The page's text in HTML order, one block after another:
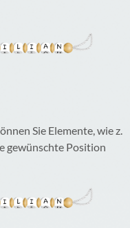
Sie Elemente, wie z.
gewünschte Position